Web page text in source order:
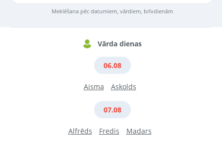
Meklēšana pēc datumiem, vārdiem, brīvdienām
Vārda dienas
06.08
Aisma Askolds
07.08
Alfrēds Fredis Madars